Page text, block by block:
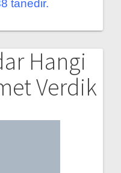
tanedir.
Hangi
Verdik